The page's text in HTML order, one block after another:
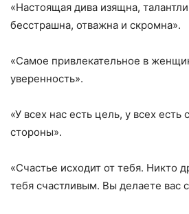
«Настоящая дива изящна,
бесстрашна, отважна и скромна».
«Самое привлекательное в
уверенность».
«У всех нас есть цель, у всех есть
стороны».
«Счастье исходит от тебя. Никто
тебя счастливым. Вы делаете вас